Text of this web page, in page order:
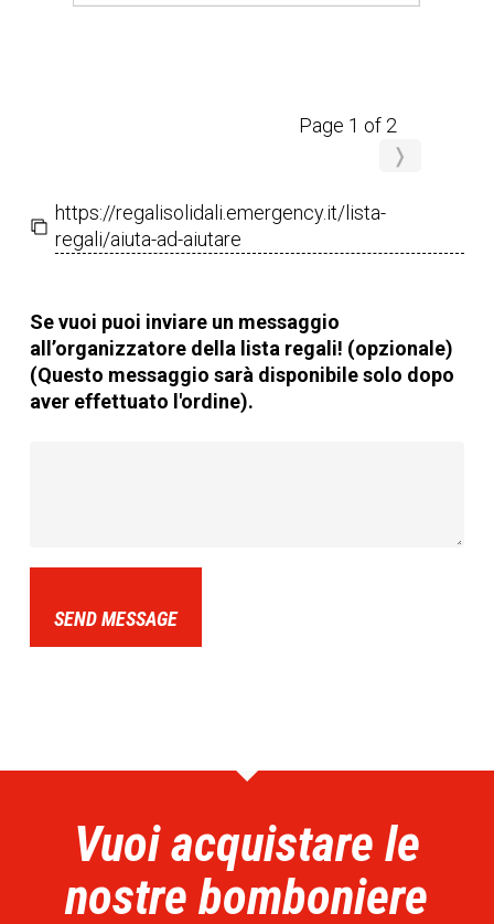
Page 1 of 2
❭
https://regalisolidali.emergency.it/lista-
regali/aiuta-ad-aiutare
Se vuoi puoi inviare un messaggio
all’organizzatore della lista regali! (opzionale)
(Questo messaggio sarà disponibile solo dopo
aver effettuato l'ordine).
SEND MESSAGE
Vuoi acquistare le
nostre bomboniere